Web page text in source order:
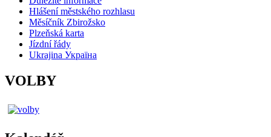
Hlášení městského rozhlasu
Měsíčník Zbirožsko
Plzeňská karta
Jízdní řády
Ukrajina Україна
VOLBY